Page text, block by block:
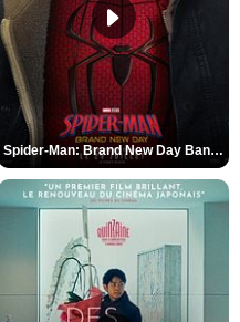
Spider-Man: Brand New Day Bande-annonce VO STFR